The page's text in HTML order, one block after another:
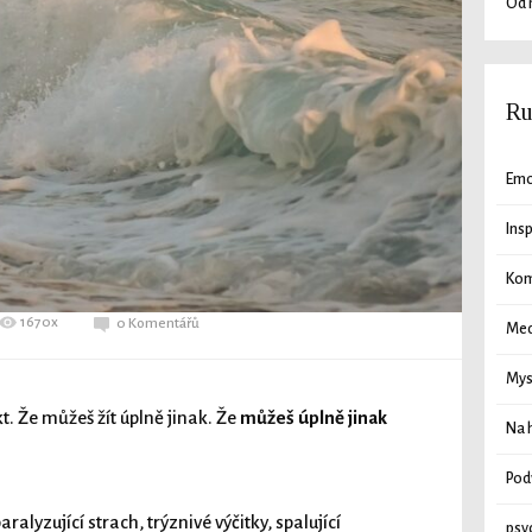
1670x 0 Komentářů
Že můžeš žít úplně jinak. Že můžeš úplně jinak
strach, trýznivé výčitky, spalující
Od
Na